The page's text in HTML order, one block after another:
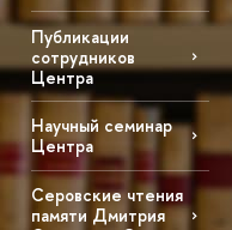
Публикации
сотрудников
Центра
Научный семинар
Центра
Серовские чтения
памяти Дмитрия